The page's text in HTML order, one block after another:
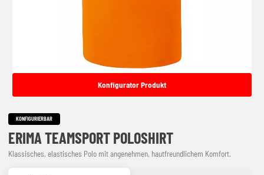
Konfigurator Produkt
KONFIGURIERBAR
ERIMA TEAMSPORT POLOSHIRT
Klassisches, elastisches Polo mit angenehmen, hautfreundlichem Komfort.